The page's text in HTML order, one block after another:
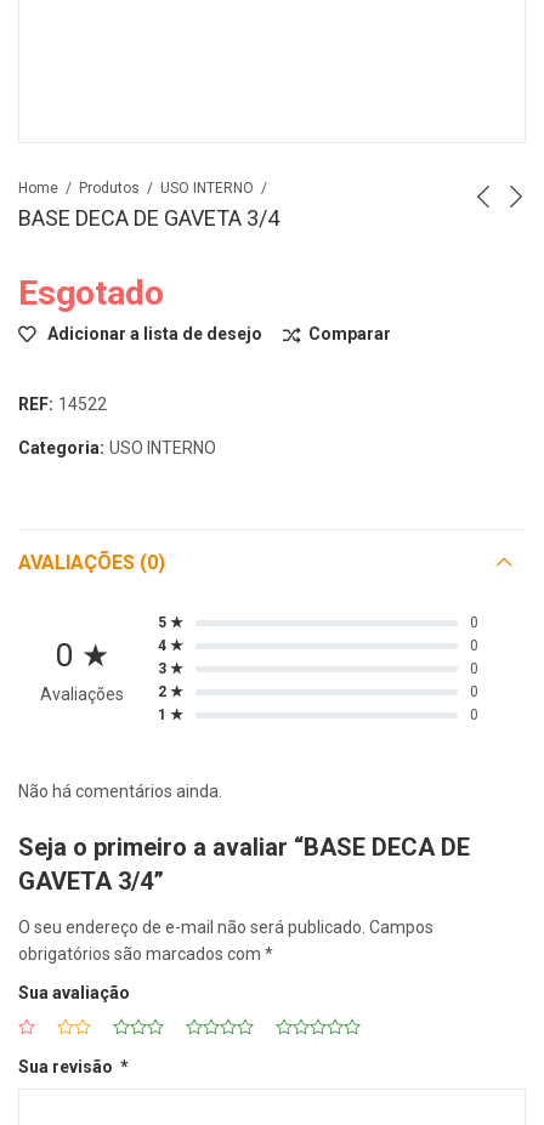
Home Produtos USO INTERNO
BASE DECA DE GAVETA 3/4
Esgotado
Adicionar a lista de desejo Comparar
REF: 14522
Categoria: USO INTERNO
AVALIAÇÕES (0)
0 ★
Avaliações
5 ★
0
4 ★
0
3 ★
0
2 ★
0
1 ★
0
Não há comentários ainda.
Seja o primeiro a avaliar “BASE DECA DE
GAVETA 3/4”
O seu endereço de e-mail não será publicado. Campos
obrigatórios são marcados com *
Sua avaliação
Sua revisão *